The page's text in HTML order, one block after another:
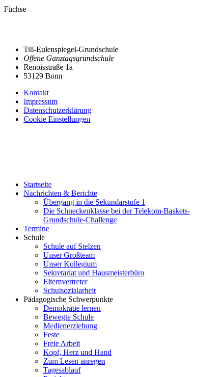
Füchse
Till-Eulenspiegel-Grundschule
Offene Ganztagsgrundschule
Renoisstraße 1a
53129 Bonn
Kontakt
Impressum
Datenschutzerklärung
Cookie Einstellungen
Startseite
Nachrichten & Berichte
Übergang in die Sekundarstufe 1
Die Schneckenklasse bei der Telekom-Baskets-
Grundschule-Challenge
Termine
Schule
Schule auf Stelzen
Unser Großteam
Unser Kollegium
Sekretariat und Hausmeisterbüro
Elternvertreter
Schulsozialarbeit
Pädagogische Schwerpunkte
Demokratie lernen
Bewegte Schule
Medienerziehung
Feste
Freie Arbeit
Kopf, Herz und Hand
Zum Lesen anregen
Tagesablauf